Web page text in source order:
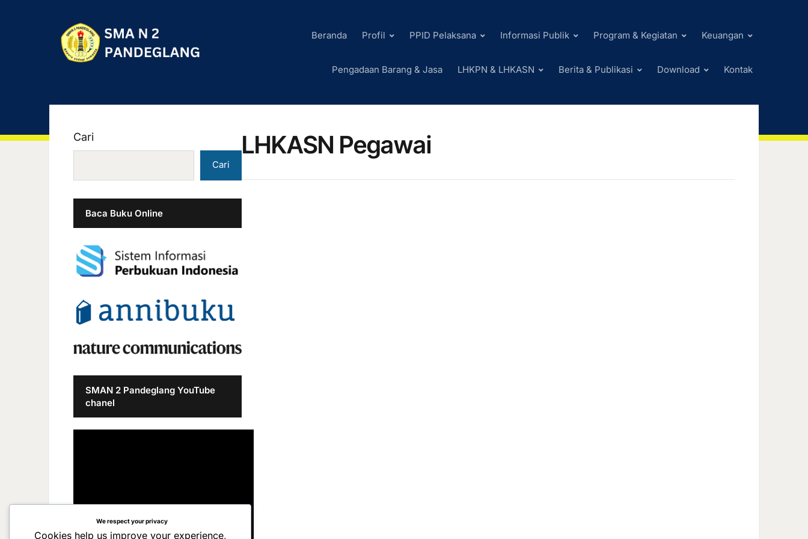
Beranda Profil PPID Pelaksana Informasi Publik Program & Kegiatan Keuangan
Pengadaan Barang & Jasa LHKPN & LHKASN Berita & Publikasi Download Kontak
LHKASN Pegawai
Cari
Cari
Baca Buku Online
SMAN 2 Pandeglang YouTube
chanel
We respect your privacy
Cookies help us improve your experience,